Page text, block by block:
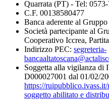
Quarrata (PT) - Tel: 0573-
C.F. 00138580477
Banca aderente al
Società partecipante al
Cooperativo Iccrea,
Indirizzo PEC: segreteria-
Soggetta alla vigilanza
D000027001 dal 01/02/
https://
soggetto abilitato e